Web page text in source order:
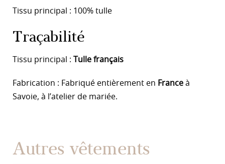
Tissu principal : 100% tulle
Traçabilité
Tissu principal : Tulle français
Fabrication : Fabriqué entièrement en France à
Savoie, à l’atelier de mariée.
Autres vêtements